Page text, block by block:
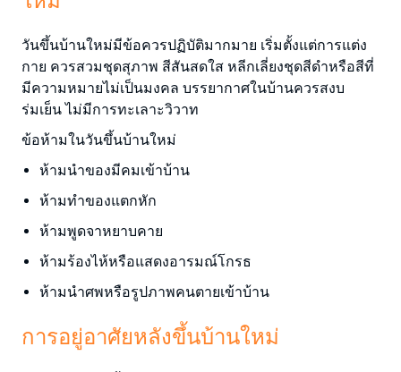
วันขึ้นบ้านใหม่มีข้อควรปฏิบัติมากมาย เริ่มตั้งแต่การแต่ง
กาย ควรสวมชุดสุภาพ สีสันสดใส หลีกเลี่ยงชุดสีดำหรือสีที่
มีความหมายไม่เป็นมงคล บรรยากาศในบ้านควรสงบ
ร่มเย็น ไม่มีการทะเลาะวิวาท
ข้อห้ามในวันขึ้นบ้านใหม่
ห้ามนำของมีคมเข้าบ้าน
ห้ามทำของแตกหัก
ห้ามพูดจาหยาบคาย
ห้ามร้องไห้หรือแสดงอารมณ์โกรธ
ห้ามนำศพหรือรูปภาพคนตายเข้าบ้าน
การอยู่อาศัยหลังขึ้นบ้านใหม่